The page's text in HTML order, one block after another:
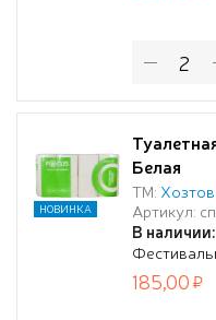
Белая
ТМ:
Артикул:
В
НОВИНКА
185,00